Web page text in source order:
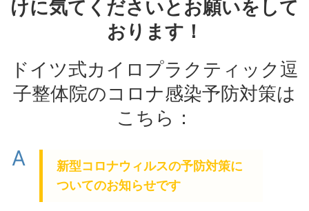
けに気てくださいとお願いをして
おります！
ドイツ式カイロプラクティック逗
子整体院のコロナ感染予防対策は
こちら：
A
新型コロナウィルスの予防対策に
ついてのお知らせです